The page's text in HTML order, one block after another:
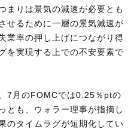
まりは景気の減速が必要とも
せるために一層の景気減速が
業率の押し上げにつながり得
を実現する上での不安要素で
7月のFOMCでは0.25％ptの
とも、ウォラー理事が指摘し
のタイムラグが短期化してい